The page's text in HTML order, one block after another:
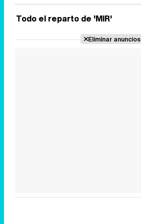
Todo el reparto de 'MIR'
Eliminar anuncios